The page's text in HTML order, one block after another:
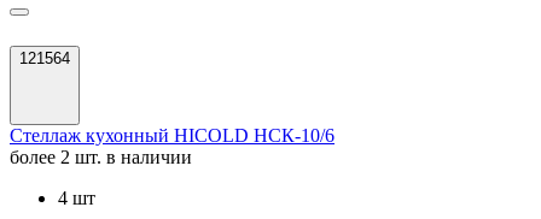
121564
Стеллаж кухонный HICOLD НСК-10/6
более 2 шт. в наличии
4 шт